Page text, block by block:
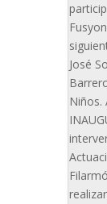
José
Niños.